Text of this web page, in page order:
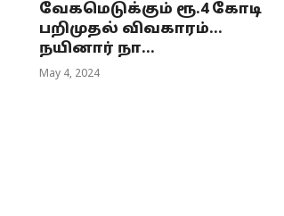
வேகமெடுக்கும் ரூ.4 கோடி
பறிமுதல் விவகாரம்...
நயினார் நா...
May 4, 2024